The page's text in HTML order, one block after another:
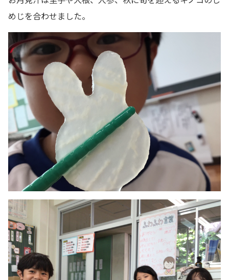
めじを合わせました。